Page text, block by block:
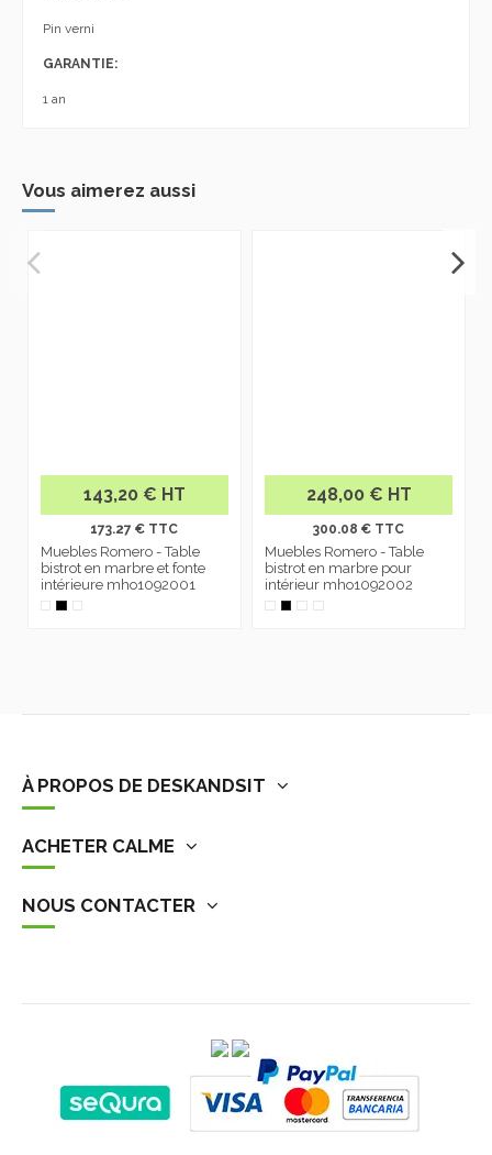
Pin verni
GARANTIE:
1 an
Vous aimerez aussi
143,20 € HT
173.27 € TTC
Muebles Romero - Table
bistrot en marbre et fonte
intérieure mho1092001
248,00 € HT
300.08 € TTC
Muebles Romero - Table
bistrot en marbre pour
intérieur mho1092002
À PROPOS DE DESKANDSIT
ACHETER CALME
NOUS CONTACTER